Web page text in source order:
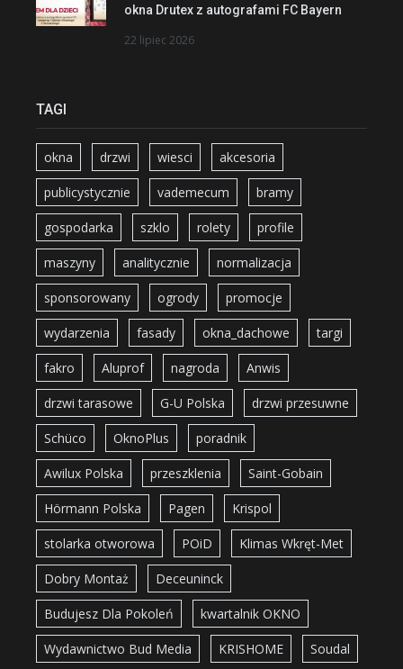
okna Drutex z autografami FC Bayern
22 lipiec 2026
TAGI
okna drzwi wiesci akcesoria
publicystycznie vademecum bramy
gospodarka szklo rolety profile
maszyny analitycznie normalizacja
sponsorowany ogrody promocje
wydarzenia fasady okna_dachowe targi
fakro Aluprof nagroda Anwis
drzwi tarasowe G-U Polska drzwi przesuwne
Schüco OknoPlus poradnik
Awilux Polska przeszklenia Saint-Gobain
Hörmann Polska Pagen Krispol
stolarka otworowa POiD Klimas Wkręt-Met
Dobry Montaż Deceuninck
Budujesz Dla Pokoleń kwartalnik OKNO
Wydawnictwo Bud Media KRISHOME Soudal